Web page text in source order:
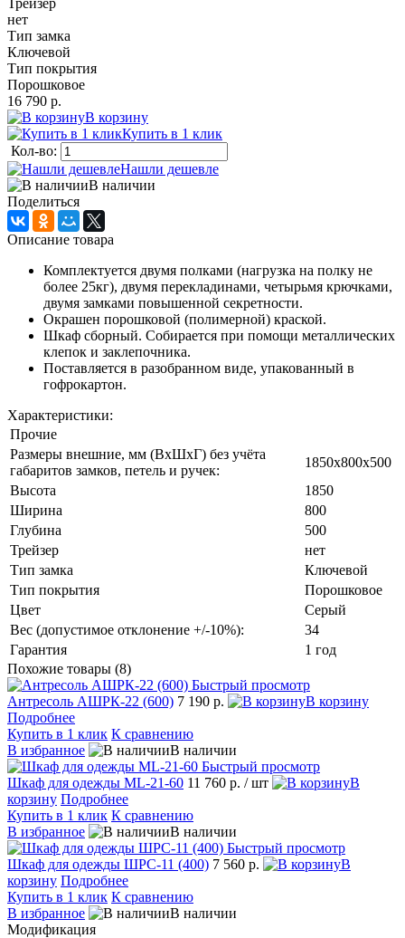
нет
Тип замка
Ключевой
Тип покрытия
Порошковое
16 790 р.
В корзину
Купить в 1 клик
Кол-во:
Нашли дешевле
В наличии
Поделиться
Описание товара
Комплектуется двумя полками (нагрузка на полку не
более 25кг), двумя перекладинами, четырьмя крючками,
двумя замками повышенной секретности.
Окрашен порошковой (полимерной) краской.
Шкаф сборный. Собирается при помощи металлических
клепок и заклепочника.
Поставляется в разобранном виде, упакованный в
гофрокартон.
Характеристики:
Прочие
Размеры внешние, мм (ВхШхГ) без учёта
габаритов замков, петель и ручек:
1850x800x500
Высота
1850
Ширина
800
Глубина
500
Трейзер
нет
Тип замка
Ключевой
Тип покрытия
Порошковое
Цвет
Серый
Вес (допустимое отклонение +/-10%):
34
Гарантия
1 год
Похожие товары (8)
Быстрый просмотр
Антресоль АШРК-22 (600) 7 190 р.
В корзину
Подробнее
Купить в 1 клик К сравнению
В избранное
В наличии
Быстрый просмотр
Шкаф для одежды ML-21-60 11 760 р. / шт
В
корзину Подробнее
Купить в 1 клик К сравнению
В избранное
В наличии
Быстрый просмотр
Шкаф для одежды ШРС-11 (400) 7 560 р.
В
корзину Подробнее
Купить в 1 клик К сравнению
В избранное
В наличии
Модификация